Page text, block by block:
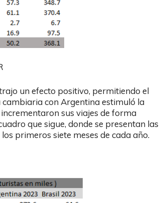
un efecto positivo, permitiendo el
con Argentina estimuló la
sus viajes de forma
que sigue, donde se presentan las
primeros siete meses de cada año.